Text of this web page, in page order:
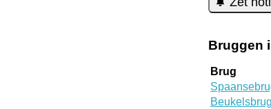
Bruggen
Brug
Beukelsbrug